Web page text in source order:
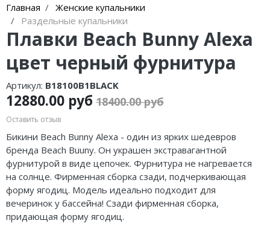
Главная
Женские купальники
Раздельные купальники
Плавки Beach Bunny Alexa
цвет черный фурнитура
Артикул: B18100B1BLACK
12880.00 руб 18400.00 руб
Оставить отзыв
Бикини Beach Bunny Alexa - один из ярких шедевров
бренда Beach Buuny. Он украшен экстравагантной
фурнитурой в виде цепочек. Фурнитура не нагревается
на солнце. Фирменная сборка сзади, подчеркивающая
форму ягодиц. Модель идеально подходит для
вечеринок у бассейна! Сзади фирменная сборка,
придающая форму ягодиц.